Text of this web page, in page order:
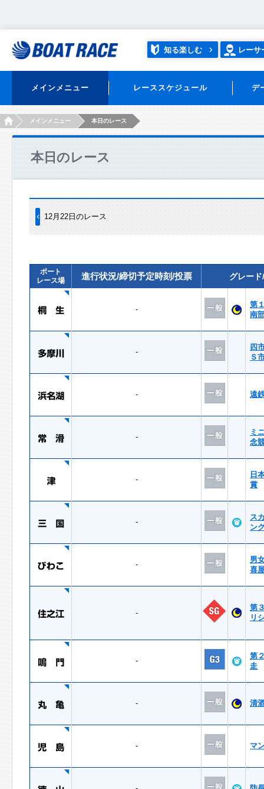
知る楽しむ レーサ
メインメニュー レーススケジュール デ
HOMEメインメニュー 本日のレース
本日のレース
12月22日のレース
ボート
レース場
進行状況/締切予定時刻/投票 グレー
-
第
南
-
四
Ｓ
- 遠
-
ミ
念
-
日
賞
-
ス
ン
-
男
喜
-
第
リ
-
第
走
- 清
- マ